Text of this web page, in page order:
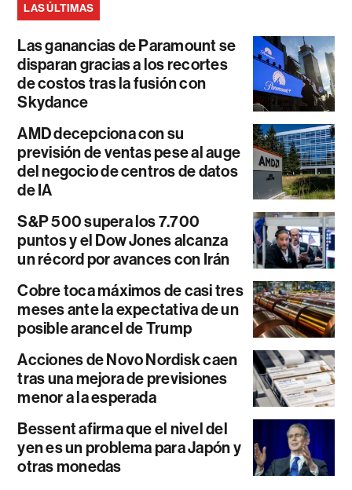
LAS ÚLTIMAS
Las ganancias de Paramount se
disparan gracias a los recortes
de costos tras la fusión con
Skydance
AMD decepciona con su
previsión de ventas pese al auge
del negocio de centros de datos
de IA
S&P 500 supera los 7.700
puntos y el Dow Jones alcanza
un récord por avances con Irán
Cobre toca máximos de casi tres
meses ante la expectativa de un
posible arancel de Trump
Acciones de Novo Nordisk caen
tras una mejora de previsiones
menor a la esperada
Bessent afirma que el nivel del
yen es un problema para Japón y
otras monedas